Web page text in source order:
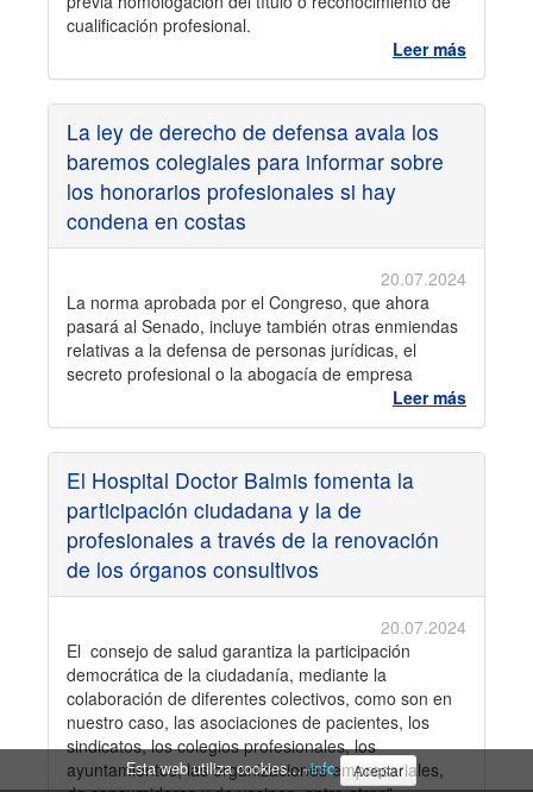
cualificación profesional.
Leer más
La ley de derecho de defensa avala los
baremos colegiales para informar sobre
los honorarios profesionales si hay
condena en costas
20.07.2024
La norma aprobada por el Congreso, que ahora
pasará al Senado, incluye también otras enmiendas
relativas a la defensa de personas jurídicas, el
secreto profesional o la abogacía de empresa
Leer más
El Hospital Doctor Balmis fomenta la
participación ciudadana y la de
profesionales a través de la renovación
de los órganos consultivos
20.07.2024
El consejo de salud garantiza la participación
democrática de la ciudadanía, mediante la
colaboración de diferentes colectivos, como son en
nuestro caso, las asociaciones de pacientes, los
sindicatos, los colegios profesionales, los
ayuntamientos, las organizaciones empresariales,
Esta web utiliza cookies…+info